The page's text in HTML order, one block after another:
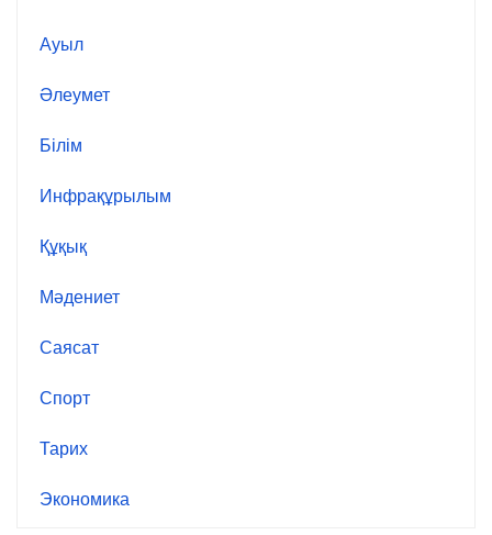
Ауыл
Әлеумет
Білім
Инфрақұрылым
Құқық
Мәдениет
Саясат
Спорт
Тарих
Экономика